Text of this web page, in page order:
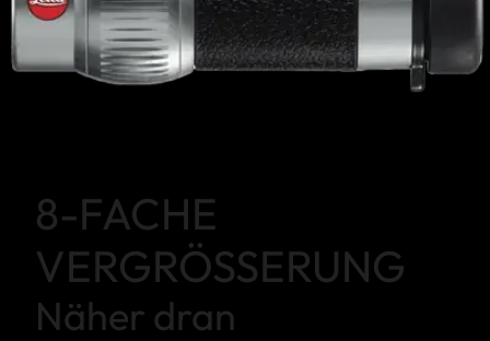
8-FACHE
VERGRÖSSERUNG
Näher dran